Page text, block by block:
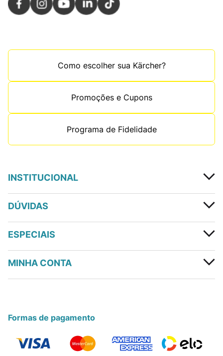
Como escolher sua Kärcher?
Promoções e Cupons
Programa de Fidelidade
INSTITUCIONAL
DÚVIDAS
ESPECIAIS
MINHA CONTA
Formas de pagamento